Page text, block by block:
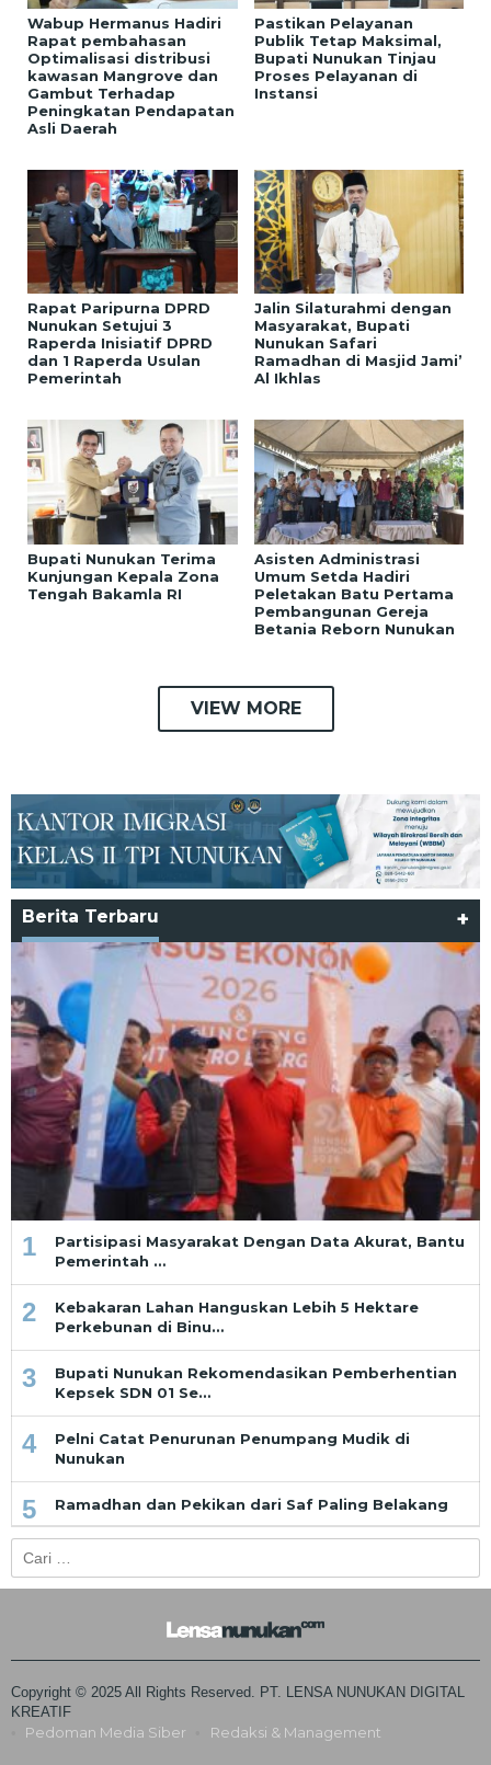
Wabup Hermanus Hadiri
Rapat pembahasan
Optimalisasi distribusi
kawasan Mangrove dan
Gambut Terhadap
Peningkatan Pendapatan
Asli Daerah
Pastikan Pelayanan
Publik Tetap Maksimal,
Bupati Nunukan Tinjau
Proses Pelayanan di
Instansi
Rapat Paripurna DPRD
Nunukan Setujui 3
Raperda Inisiatif DPRD
dan 1 Raperda Usulan
Pemerintah
Jalin Silaturahmi dengan
Masyarakat, Bupati
Nunukan Safari
Ramadhan di Masjid Jami’
Al Ikhlas
Bupati Nunukan Terima
Kunjungan Kepala Zona
Tengah Bakamla RI
Asisten Administrasi
Umum Setda Hadiri
Peletakan Batu Pertama
Pembangunan Gereja
Betania Reborn Nunukan
VIEW MORE
Berita Terbaru +
1
Partisipasi Masyarakat Dengan Data Akurat, Bantu
Pemerintah …
2
Kebakaran Lahan Hanguskan Lebih 5 Hektare
Perkebunan di Binu…
3
Bupati Nunukan Rekomendasikan Pemberhentian
Kepsek SDN 01 Se…
4
Pelni Catat Penurunan Penumpang Mudik di
Nunukan
5 Ramadhan dan Pekikan dari Saf Paling Belakang
untuk:
Copyright © 2025 All Rights Reserved. PT. LENSA NUNUKAN DIGITAL
KREATIF
Pedoman Media Siber Redaksi & Management